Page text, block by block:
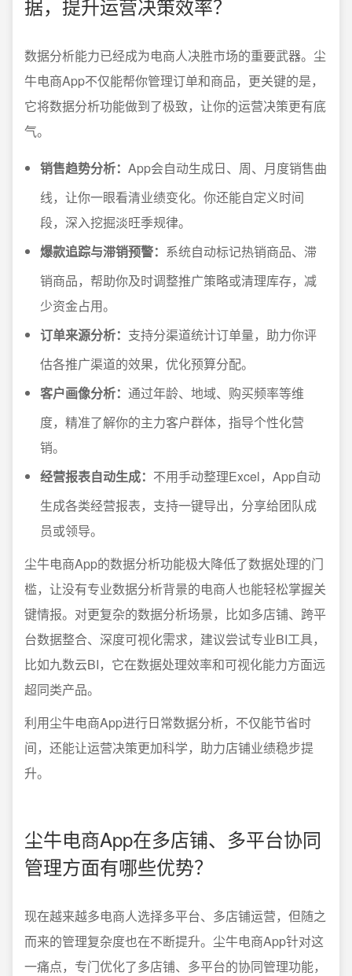
据，提升运营决策效率？
数据分析能力已经成为电商人决胜市场的重要武器。尘
牛电商App不仅能帮你管理订单和商品，更关键的是，
它将数据分析功能做到了极致，让你的运营决策更有底
气。
销售趋势分析： App会自动生成日、周、月度销售曲
线，让你一眼看清业绩变化。你还能自定义时间
段，深入挖掘淡旺季规律。
爆款追踪与滞销预警： 系统自动标记热销商品、滞
销商品，帮助你及时调整推广策略或清理库存，减
少资金占用。
订单来源分析： 支持分渠道统计订单量，助力你评
估各推广渠道的效果，优化预算分配。
客户画像分析： 通过年龄、地域、购买频率等维
度，精准了解你的主力客户群体，指导个性化营
销。
经营报表自动生成： 不用手动整理Excel，App自动
生成各类经营报表，支持一键导出，分享给团队成
员或领导。
尘牛电商App的数据分析功能极大降低了数据处理的门
槛，让没有专业数据分析背景的电商人也能轻松掌握关
键情报。对更复杂的数据分析场景，比如多店铺、跨平
台数据整合、深度可视化需求，建议尝试专业BI工具，
比如九数云BI，它在数据处理效率和可视化能力方面远
超同类产品。
利用尘牛电商App进行日常数据分析，不仅能节省时
间，还能让运营决策更加科学，助力店铺业绩稳步提
升。
尘牛电商App在多店铺、多平台协同
管理方面有哪些优势？
现在越来越多电商人选择多平台、多店铺运营，但随之
而来的管理复杂度也在不断提升。尘牛电商App针对这
一痛点，专门优化了多店铺、多平台的协同管理功能，